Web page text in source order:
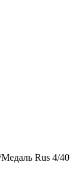
Медаль Rus 4/40